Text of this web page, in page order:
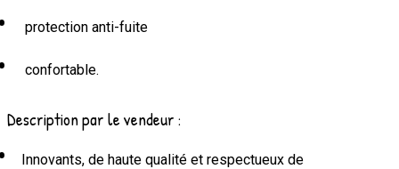
protection anti-fuite
confortable.
Description par le vendeur :
Innovants, de haute qualité et respectueux de